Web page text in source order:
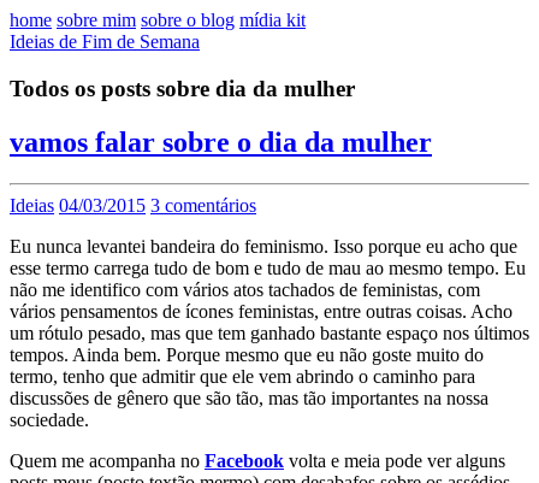
home sobre mim sobre o blog mídia kit
Ideias de Fim de Semana
Todos os posts sobre dia da mulher
vamos falar sobre o dia da mulher
Ideias 04/03/2015 3 comentários
Eu nunca levantei bandeira do feminismo. Isso porque eu acho que
esse termo carrega tudo de bom e tudo de mau ao mesmo tempo. Eu
não me identifico com vários atos tachados de feministas, com
vários pensamentos de ícones feministas, entre outras coisas. Acho
um rótulo pesado, mas que tem ganhado bastante espaço nos últimos
tempos. Ainda bem. Porque mesmo que eu não goste muito do
termo, tenho que admitir que ele vem abrindo o caminho para
discussões de gênero que são tão, mas tão importantes na nossa
sociedade.
Quem me acompanha no Facebook volta e meia pode ver alguns